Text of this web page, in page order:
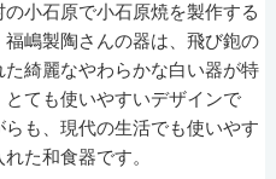
小石原で小石原焼を製作する
嶋製陶さんの器は、飛び鉋の
綺麗なやわらかな白い器が特
ても使いやすいデザインで
も、現代の生活でも使いやす
た和食器です。